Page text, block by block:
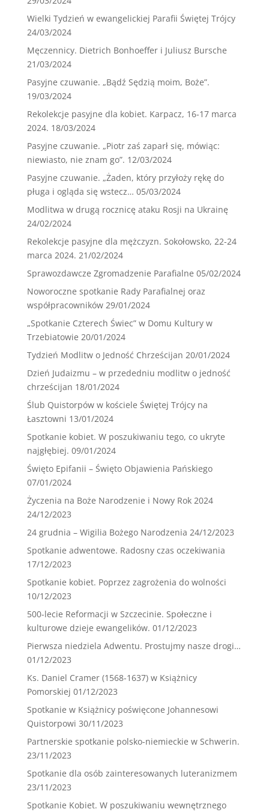
Wielki Tydzień w ewangelickiej Parafii Świętej Trójcy
24/03/2024
Męczennicy. Dietrich Bonhoeffer i Juliusz Bursche
21/03/2024
Pasyjne czuwanie. „Bądź Sędzią moim, Boże”.
19/03/2024
Rekolekcje pasyjne dla kobiet. Karpacz, 16-17 marca
2024. 18/03/2024
Pasyjne czuwanie. „Piotr zaś zaparł się, mówiąc:
niewiasto, nie znam go”. 12/03/2024
Pasyjne czuwanie. „Żaden, który przyłoży rękę do
pługa i ogląda się wstecz… 05/03/2024
Modlitwa w drugą rocznicę ataku Rosji na Ukrainę
24/02/2024
Rekolekcje pasyjne dla mężczyzn. Sokołowsko, 22-24
marca 2024. 21/02/2024
Sprawozdawcze Zgromadzenie Parafialne 05/02/2024
Noworoczne spotkanie Rady Parafialnej oraz
współpracowników 29/01/2024
„Spotkanie Czterech Świec” w Domu Kultury w
Trzebiatowie 20/01/2024
Tydzień Modlitw o Jedność Chrześcijan 20/01/2024
Dzień Judaizmu – w przededniu modlitw o jedność
chrześcijan 18/01/2024
Ślub Quistorpów w kościele Świętej Trójcy na
Łasztowni 13/01/2024
Spotkanie kobiet. W poszukiwaniu tego, co ukryte
najgłębiej. 09/01/2024
Święto Epifanii – Święto Objawienia Pańskiego
07/01/2024
Życzenia na Boże Narodzenie i Nowy Rok 2024
24/12/2023
24 grudnia – Wigilia Bożego Narodzenia 24/12/2023
Spotkanie adwentowe. Radosny czas oczekiwania
17/12/2023
Spotkanie kobiet. Poprzez zagrożenia do wolności
10/12/2023
500-lecie Reformacji w Szczecinie. Społeczne i
kulturowe dzieje ewangelików. 01/12/2023
Pierwsza niedziela Adwentu. Prostujmy nasze drogi…
01/12/2023
Ks. Daniel Cramer (1568-1637) w Książnicy
Pomorskiej 01/12/2023
Spotkanie w Książnicy poświęcone Johannesowi
Quistorpowi 30/11/2023
Partnerskie spotkanie polsko-niemieckie w Schwerin.
23/11/2023
Spotkanie dla osób zainteresowanych luteranizmem
23/11/2023
Spotkanie Kobiet. W poszukiwaniu wewnętrznego